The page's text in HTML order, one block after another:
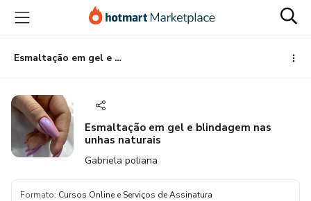
para
conteúdo
principal
para
pagamento
para
rodapé
Esmaltação em gel e blindagem nas unhas naturais
Esmaltação em gel e blindagem nas
unhas naturais
Gabriela poliana
Formato: Cursos Online e Serviços de Assinatura